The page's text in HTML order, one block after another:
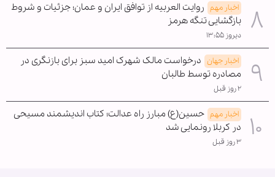
اخبار مهم روایت العربیه از توافق ایران و عمان؛ جزئیات و شروط
بازگشایی تنگه هرمز
دیروز ۱۳:۵۵
اخبار جهان درخواست مالک شهرک امید سبز برای بازنگری در
مصادره توسط طالبان
۲ روز قبل
اخبار مهم حسین(ع) مبارز راه عدالت؛ کتاب اندیشمند مسیحی
در کربلا رونمایی شد
۳ روز قبل